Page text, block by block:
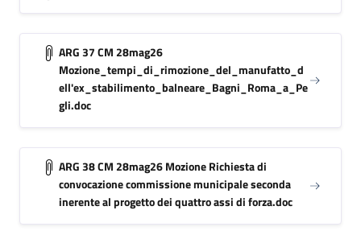
ARG 37 CM 28mag26
Mozione_tempi_di_rimozione_del_manufatto_d
ell'ex_stabilimento_balneare_Bagni_Roma_a_Pe
gli.doc
ARG 38 CM 28mag26 Mozione Richiesta di
convocazione commissione municipale seconda
inerente al progetto dei quattro assi di forza.doc